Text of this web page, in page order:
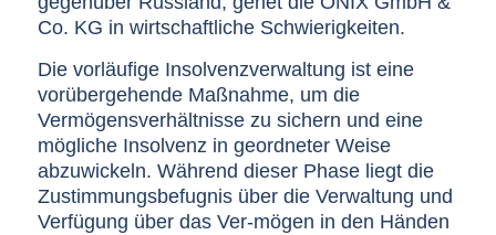
Co. KG in wirtschaftliche Schwierigkeiten.
Die vorläufige Insolvenzverwaltung ist eine
vorübergehende Maßnahme, um die
Vermögensverhältnisse zu sichern und eine
mögliche Insolvenz in geordneter Weise
abzuwickeln. Während dieser Phase liegt die
Zustimmungsbefugnis über die Verwaltung und
Verfügung über das Ver-mögen in den Händen